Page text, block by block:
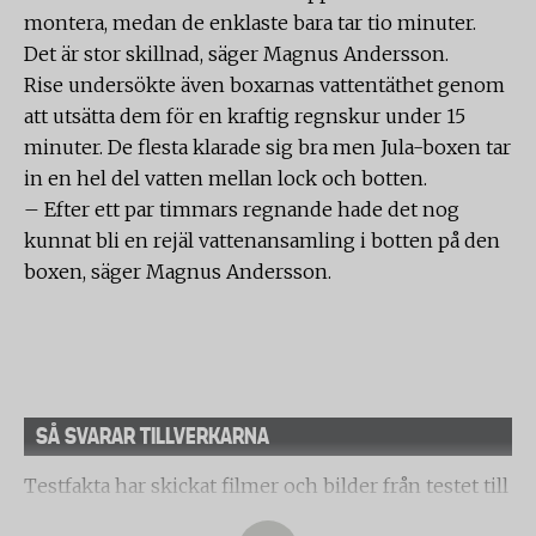
montera, medan de enklaste bara tar tio minuter.
Det är stor skillnad, säger Magnus Andersson.
Rise undersökte även boxarnas vattentäthet genom
att utsätta dem för en kraftig regnskur under 15
minuter. De flesta klarade sig bra men Jula-boxen tar
in en hel del vatten mellan lock och botten.
– Efter ett par timmars regnande hade det nog
kunnat bli en rejäl vattenansamling i botten på den
boxen, säger Magnus Andersson.
SÅ SVARAR TILLVERKARNA
Testfakta har skickat filmer och bilder från testet till
Jula och Mekonomen vars boxar inte klarar krocken